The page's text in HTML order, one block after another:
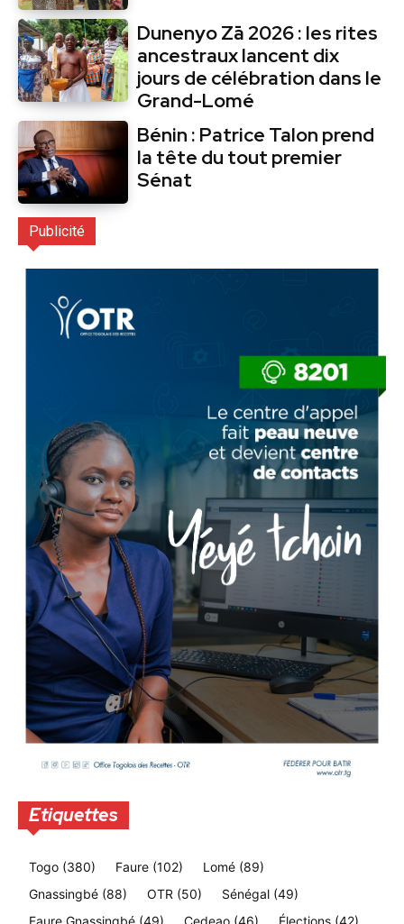
Dunenyo Zā 2026 : les rites
ancestraux lancent dix
jours de célébration dans le
Grand-Lomé
Bénin : Patrice Talon prend
la tête du tout premier
Sénat
Publicité
Etiquettes
Togo (380) Faure (102) Lomé (89)
Gnassingbé (88) OTR (50) Sénégal (49)
Faure Gnassingbé (49) Cedeao (46) Élections (42)